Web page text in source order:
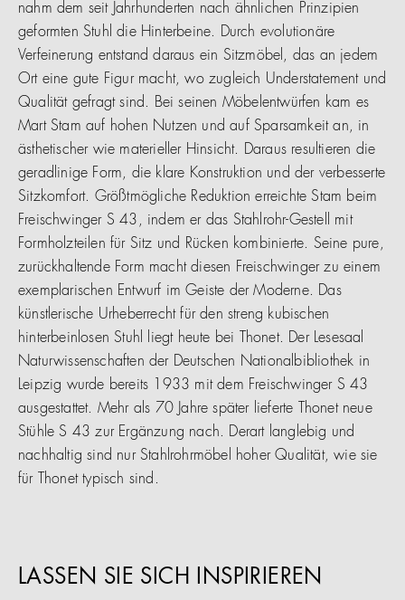
nahm dem seit Jahrhunderten nach ähnlichen Prinzipien
geformten Stuhl die Hinterbeine. Durch evolutionäre
Verfeinerung entstand daraus ein Sitzmöbel, das an jedem
Ort eine gute Figur macht, wo zugleich Understatement und
Qualität gefragt sind. Bei seinen Möbelentwürfen kam es
Mart Stam auf hohen Nutzen und auf Sparsamkeit an, in
ästhetischer wie materieller Hinsicht. Daraus resultieren die
geradlinige Form, die klare Konstruktion und der verbesserte
Sitzkomfort. Größtmögliche Reduktion erreichte Stam beim
Freischwinger S 43, indem er das Stahlrohr-Gestell mit
Formholzteilen für Sitz und Rücken kombinierte. Seine pure,
zurückhaltende Form macht diesen Freischwinger zu einem
exemplarischen Entwurf im Geiste der Moderne. Das
künstlerische Urheberrecht für den streng kubischen
hinterbeinlosen Stuhl liegt heute bei Thonet. Der Lesesaal
Naturwissenschaften der Deutschen Nationalbibliothek in
Leipzig wurde bereits 1933 mit dem Freischwinger S 43
ausgestattet. Mehr als 70 Jahre später lieferte Thonet neue
Stühle S 43 zur Ergänzung nach. Derart langlebig und
nachhaltig sind nur Stahlrohrmöbel hoher Qualität, wie sie
für Thonet typisch sind.
LASSEN SIE SICH INSPIRIEREN